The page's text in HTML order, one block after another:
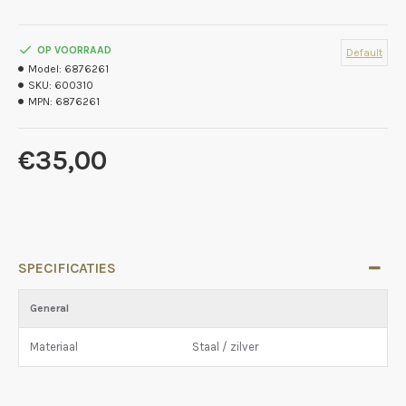
€35,00
OP VOORRAAD
Model: 6876261
SKU: 600310
MPN: 6876261
Default
SPECIFICATIES
General
Materiaal Staal / zilver